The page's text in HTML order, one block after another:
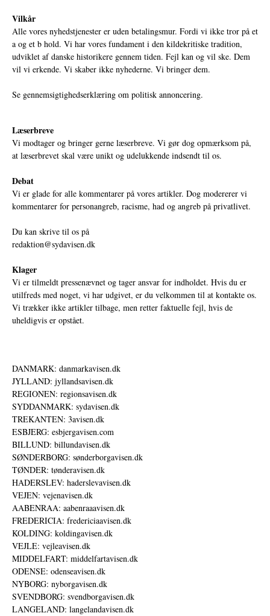
Vilkår
Alle vores nyhedstjenester er uden betalingsmur. Fordi vi ikke tror på et
a og et b hold. Vi har vores fundament i den kildekritiske tradition,
udviklet af danske historikere gennem tiden. Fejl kan og vil ske. Dem
vil vi erkende. Vi skaber ikke nyhederne. Vi bringer dem.
Se gennemsigtighedserklæring om politisk annoncering.
Læserbreve
Vi modtager og bringer gerne læserbreve. Vi gør dog opmærksom på,
at læserbrevet skal være unikt og udelukkende indsendt til os.
Debat
Vi er glade for alle kommentarer på vores artikler. Dog modererer vi
kommentarer for personangreb, racisme, had og angreb på privatlivet.
Du kan skrive til os på
redaktion@sydavisen.dk
Klager
Vi er tilmeldt pressenævnet og tager ansvar for indholdet. Hvis du er
utilfreds med noget, vi har udgivet, er du velkommen til at kontakte os.
Vi trækker ikke artikler tilbage, men retter faktuelle fejl, hvis de
uheldigvis er opstået.
DANMARK: danmarkavisen.dk
JYLLAND: jyllandsavisen.dk
REGIONEN: regionsavisen.dk
SYDDANMARK: sydavisen.dk
TREKANTEN: 3avisen.dk
ESBJERG: esbjergavisen.com
BILLUND: billundavisen.dk
SØNDERBORG: sønderborgavisen.dk
TØNDER: tønderavisen.dk
HADERSLEV: haderslevavisen.dk
VEJEN: vejenavisen.dk
AABENRAA: aabenraaavisen.dk
FREDERICIA: fredericiaavisen.dk
KOLDING: koldingavisen.dk
VEJLE: vejleavisen.dk
MIDDELFART: middelfartavisen.dk
ODENSE: odenseavisen.dk
NYBORG: nyborgavisen.dk
SVENDBORG: svendborgavisen.dk
LANGELAND: langelandavisen.dk